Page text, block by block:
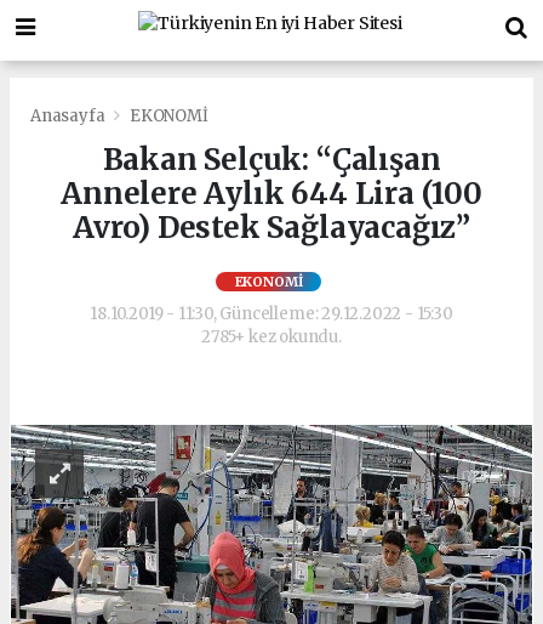
Anasayfa EKONOMİ
Bakan Selçuk: “Çalışan
Annelere Aylık 644 Lira (100
Avro) Destek Sağlayacağız”
EKONOMİ
18.10.2019 - 11:30, Güncelleme: 29.12.2022 - 15:30
2785+ kez okundu.